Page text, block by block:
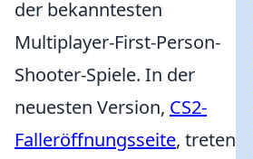
der bekanntesten
Multiplayer-First-Person-
Shooter-Spiele. In der
neuesten Version, CS2-
Falleröffnungsseite, treten